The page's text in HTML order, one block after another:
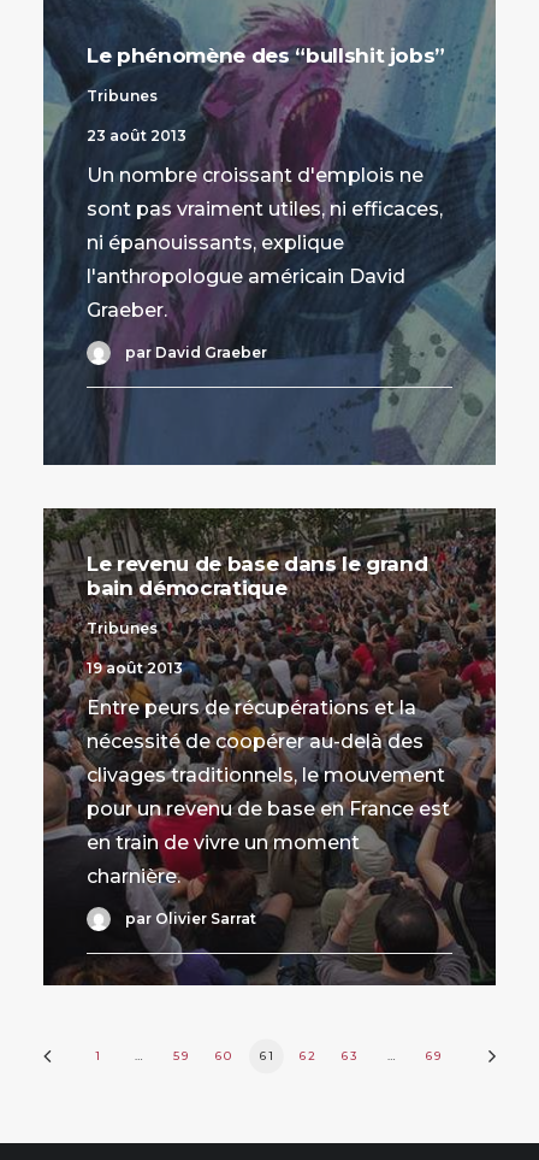
Le phénomène des “bullshit jobs”
Tribunes
23 août 2013
Un nombre croissant d'emplois ne
sont pas vraiment utiles, ni efficaces,
ni épanouissants, explique
l'anthropologue américain David
Graeber.
par David Graeber
Le revenu de base dans le grand
bain démocratique
Tribunes
19 août 2013
Entre peurs de récupérations et la
nécessité de coopérer au-delà des
clivages traditionnels, le mouvement
pour un revenu de base en France est
en train de vivre un moment
charnière.
par Olivier Sarrat
1 59 60 61 62 63 69